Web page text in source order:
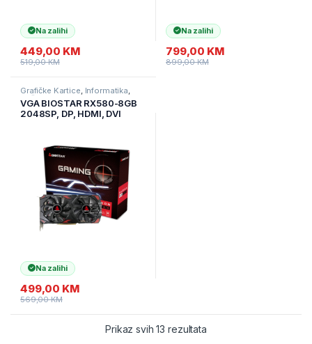
Na zalihi
449,00 KM
519,00KM
Na zalihi
799,00 KM
899,00KM
Grafičke Kartice Informatika
Računarske Komponente
VGA BIOSTAR RX580-8GB
2048SP, DP, HDMI, DVI
Na zalihi
499,00 KM
569,00KM
Prikaz svih 13 rezultata